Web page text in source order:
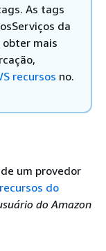
As tags
da
obter mais
recursos no.
um provedor
do
do Amazon